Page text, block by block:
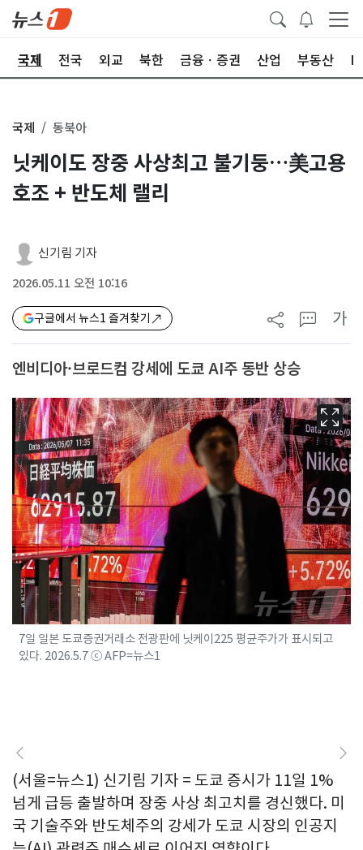
국제 전국 외교 북한 금융ㆍ증권 산업 부동산
국제 동북아
닛케이도 장중 사상최고 불기둥…美고용
호조 + 반도체 랠리
신기림 기자
2026.05.11 오전 10:16
구글에서 뉴스1 즐겨찾기 가
엔비디아·브로드컴 강세에 도쿄 AI주 동반 상승
7일 일본 도쿄증권거래소 전광판에 닛케이225 평균주가가 표시되고
있다. 2026.5.7 ⓒ AFP=뉴스1
(서울=뉴스1) 신기림 기자 = 도쿄 증시가 11일 1%
넘게 급등 출발하며 장중 사상 최고치를 경신했다. 미
국 기술주와 반도체주의 강세가 도쿄 시장의 인공지